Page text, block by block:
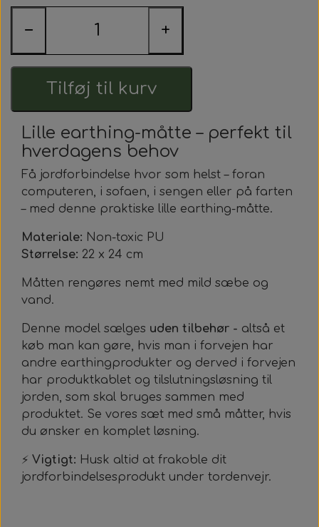
Nyheder
Earthingprodukter
Workshops - Meditationer - Healing
Kontakt
− +
Tilføj til kurv
Lille earthing-måtte – perfekt til
hverdagens behov
Få jordforbindelse hvor som helst – foran
computeren, i sofaen, i sengen eller på farten
– med denne praktiske lille earthing-måtte.
Materiale: Non-toxic PU
Størrelse: 22 x 24 cm
Måtten rengøres nemt med mild sæbe og
vand.
Denne model sælges uden tilbehør - altså et
køb man kan gøre, hvis man i forvejen har
andre earthingprodukter og derved i forvejen
har produktkablet og tilslutningsløsning til
jorden, som skal bruges sammen med
produktet. Se vores sæt med små måtter, hvis
du ønsker en komplet løsning.
⚡ Vigtigt: Husk altid at frakoble dit
jordforbindelsesprodukt under tordenvejr.